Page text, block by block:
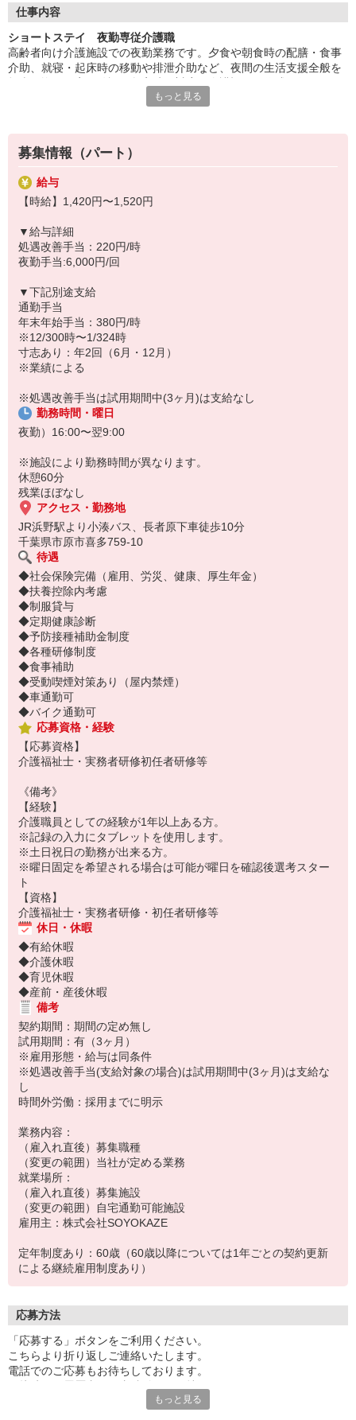
◆自分らしく働ける
人ひとりの個性や価値観を大切にするため、身だしなみルールを
見直しました。清潔感と節度を大切にできれば、自分らしいスタ
イルで無理なく働ける環境です。
仕事内容
ショートステイ 夜勤専従介護職
高齢者向け介護施設での夜勤業務です。夕食や朝食時の配膳・食事
介助、就寝・起床時の移動や排泄介助など、夜間の生活支援全般を
す。空き時間にはフロアや居室の清掃、洗濯、物品補充などを行
◆40代、50代が活躍中
そよ風では、40代、50代のスタッフが多数活躍中。「子育てが落ち
着いたので再び社会に出たい」「人の役に立つ仕事がしたい」とい
う方に最適です。同世代の仲間が多いため、人間関係も築きやすく
定着率の高さにもつながっています。年齢に縛られず、新しいスタ
◆スキルアップも叶う
幅広いサービスを展開する当社ならではの強みとして、在宅系から
護のプロフェッショナルとして大きく成長できます。「もっと経験
を積みたい」「将来はマネジメントにも挑戦したい」そんな方のキ
ャリアアップを全力で応援します。
もっと見る
募集情報（パート）
給与
【時給】1,420円〜1,520円
▼給与詳細
処遇改善手当：220円/時
夜勤手当:6,000円/回
▼下記別途支給
通勤手当
年末年始手当：380円/時
※12/300時〜1/324時
寸志あり：年2回（6月・12月）
※業績による
※処遇改善手当は試用期間中(3ヶ月)は支給なし
勤務時間・曜日
夜勤）16:00〜翌9:00
※施設により勤務時間が異なります。
休憩60分
残業ほぼなし
アクセス・勤務地
JR浜野駅より小湊バス、長者原下車徒歩10分
千葉県市原市喜多759-10
待遇
◆社会保険完備（雇用、労災、健康、厚生年金）
◆扶養控除内考慮
◆制服貸与
◆定期健康診断
◆予防接種補助金制度
◆各種研修制度
◆食事補助
◆受動喫煙対策あり（屋内禁煙）
◆車通勤可
◆バイク通勤可
応募資格・経験
【応募資格】
介護福祉士・実務者研修初任者研修等
《備考》
【経験】
介護職員としての経験が1年以上ある方。
※記録の入力にタブレットを使用します。
※土日祝日の勤務が出来る方。
※曜日固定を希望される場合は可能が曜日を確認後選考スター
ト
【資格】
介護福祉士・実務者研修・初任者研修等
休日・休暇
◆有給休暇
◆介護休暇
◆育児休暇
◆産前・産後休暇
備考
契約期間：期間の定め無し
試用期間：有（3ヶ月）
※雇用形態・給与は同条件
※処遇改善手当(支給対象の場合)は試用期間中(3ヶ月)は支給な
し
時間外労働：採用までに明示
業務内容：
（雇入れ直後）募集職種
（変更の範囲）当社が定める業務
就業場所：
（雇入れ直後）募集施設
（変更の範囲）自宅通勤可能施設
雇用主：株式会社SOYOKAZE
定年制度あり：60歳（60歳以降については1年ごとの契約更新
による継続雇用制度あり）
応募方法
「応募する」ボタンをご利用ください。
こちらより折り返しご連絡いたします。
電話でのご応募もお待ちしております。
※お電話でのお問い合わせは、光IP電話、及びIP電話からはご利用
もっと見る